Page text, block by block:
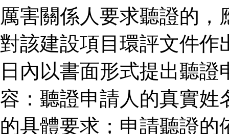
厲害關係人要求聽證的
對該建設項目環評文件作
日內以書面形式提出聽
容：聽證申請人的真實姓
的具體要求；申請聽證